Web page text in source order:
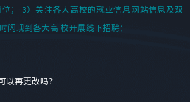
； 3）关注各大高校的就业信息网站信息及双
闪现到各大高 校开展线下招聘；
以再更改吗？